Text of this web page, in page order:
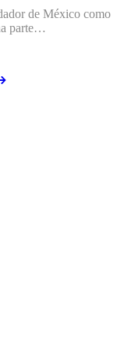
de México como
parte…